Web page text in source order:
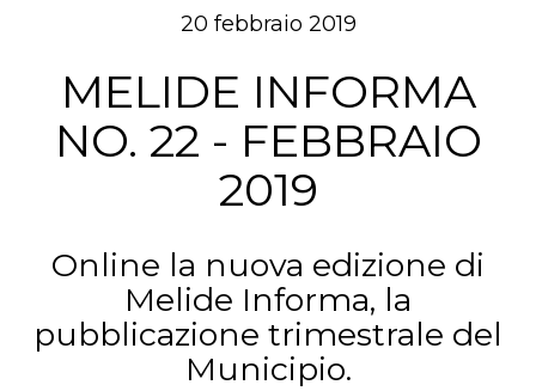
20 febbraio 2019
MELIDE INFORMA
NO. 22 - FEBBRAIO
2019
Online la nuova edizione di
Melide Informa, la
pubblicazione trimestrale del
Municipio.